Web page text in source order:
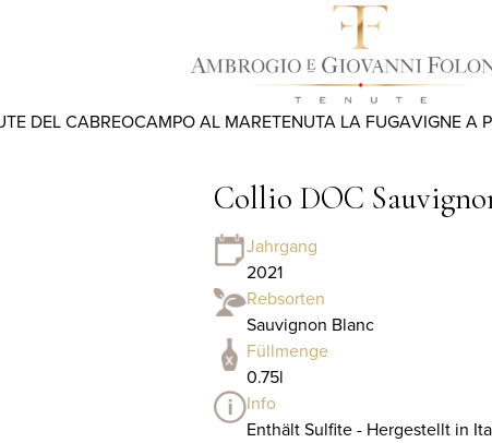
DEL CABREOCAMPO AL MARETENUTA LA FUGAVIGNE A
Collio DOC
Jahrgang
2021
Rebsorten
Sauvignon Blanc
Füllmenge
0.75l
Info
Enthält Sulfite - Hergestellt in